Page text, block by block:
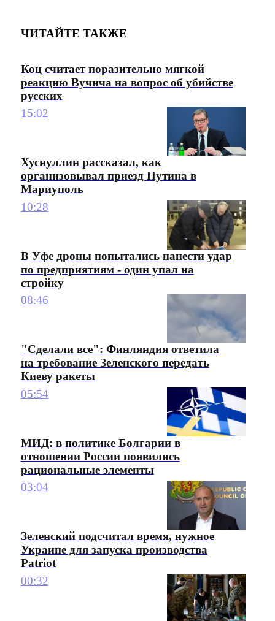
ЧИТАЙТЕ ТАКЖЕ
Коц считает поразительно мягкой
реакцию Вучича на вопрос об убийстве
русских
15:02
Хуснуллин рассказал, как
организовывал приезд Путина в
Мариуполь
10:28
В Уфе дроны попытались нанести удар
по предприятиям - один упал на
стройку
08:46
"Сделали все": Финляндия ответила
на требование Зеленского передать
Киеву ракеты
05:54
МИД: в политике Болгарии в
отношении России появились
рациональные элементы
03:04
Зеленский подсчитал время, нужное
Украине для запуска производства
Patriot
00:32